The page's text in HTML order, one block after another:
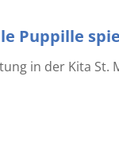
Puppille
in der Kita St.